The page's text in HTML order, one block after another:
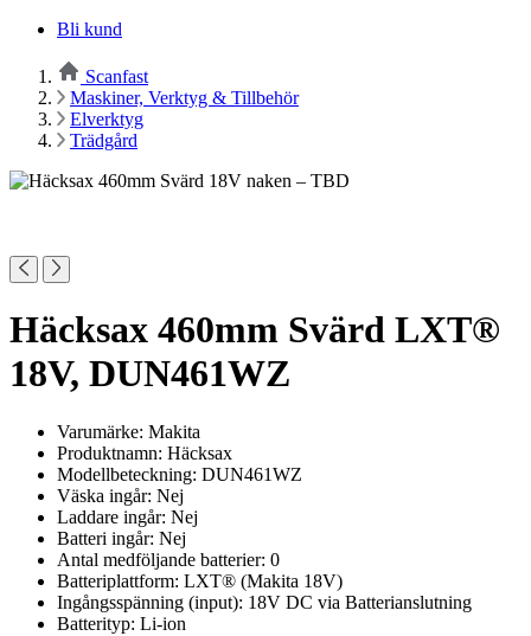
Bli kund
Scanfast
Maskiner, Verktyg & Tillbehör
Elverktyg
Trädgård
Häcksax 460mm Svärd LXT®
18V, DUN461WZ
Varumärke: Makita
Produktnamn: Häcksax
Modellbeteckning: DUN461WZ
Väska ingår: Nej
Laddare ingår: Nej
Batteri ingår: Nej
Antal medföljande batterier: 0
Batteriplattform: LXT® (Makita 18V)
Ingångsspänning (input): 18V DC via Batterianslutning
Batterityp: Li-ion